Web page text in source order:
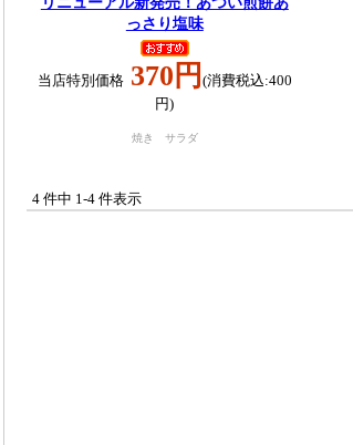
っさり塩味
当店特別価格 370円(消費税込:400
円)
焼き サラダ
4 件中 1-4 件表示